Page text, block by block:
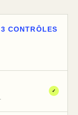
3 CONTRÔLES
✓